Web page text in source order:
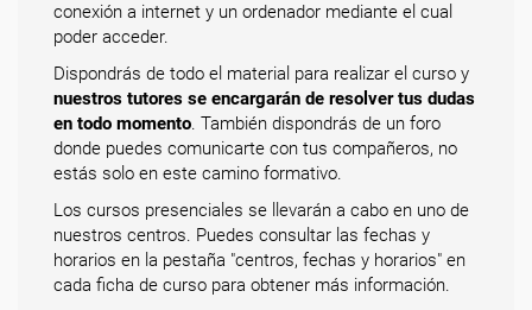
conexión a internet y un ordenador mediante el cual
poder acceder.
Dispondrás de todo el material para realizar el curso y
nuestros tutores se encargarán de resolver tus dudas
en todo momento. También dispondrás de un foro
donde puedes comunicarte con tus compañeros, no
estás solo en este camino formativo.
Los cursos presenciales se llevarán a cabo en uno de
nuestros centros. Puedes consultar las fechas y
horarios en la pestaña "centros, fechas y horarios" en
cada ficha de curso para obtener más información.